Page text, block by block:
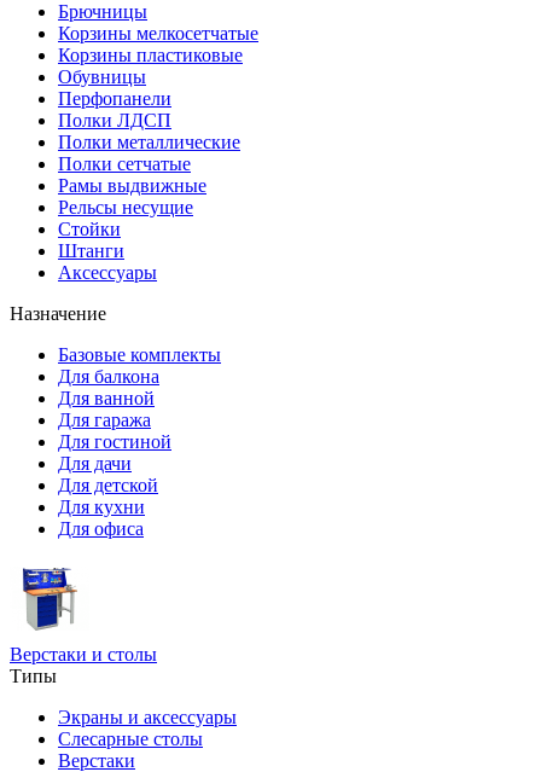
Брючницы
Корзины мелкосетчатые
Корзины пластиковые
Обувницы
Перфопанели
Полки ЛДСП
Полки металлические
Полки сетчатые
Рамы выдвижные
Рельсы несущие
Стойки
Штанги
Аксессуары
Назначение
Базовые комплекты
Для балкона
Для ванной
Для гаража
Для гостиной
Для дачи
Для детской
Для кухни
Для офиса
Верстаки и столы
Типы
Экраны и аксессуары
Слесарные столы
Верстаки